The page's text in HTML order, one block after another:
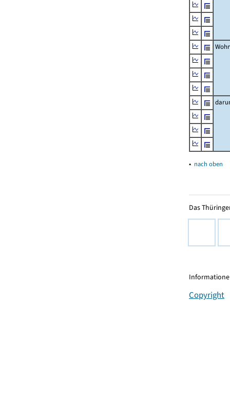
▴ nach oben
Das
Copyright